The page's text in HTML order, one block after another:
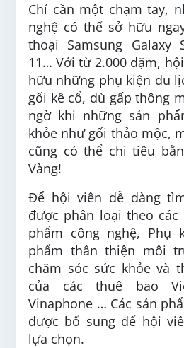
Chỉ cần một chạm tay,
nghệ có thể sở hữu
thoại Samsung Galaxy
11… Với từ 2.000 dặm,
hữu những phụ kiện du
gối kê cổ, dù gấp thông
ngờ khi những sản
khỏe như gối thảo mộc,
cũng có thể chi tiêu
Vàng!
Để hội viên dễ dàng
được phân loại theo
phẩm công nghệ, Phụ
phẩm thân thiện môi
chăm sóc sức khỏe và
của các thuê bao
Vinaphone … Các sản
được bổ sung để hội
lựa chọn.